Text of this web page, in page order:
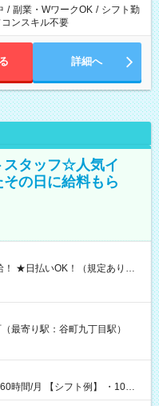
/ 副業・WワークOK / シフト勤
ンスキル不要
詳細へ
スタッフ☆人気イ
の日に給料もら
後はコンビニATMから 日払
最寄り駅：谷町九丁目駅）
例】 ・10：